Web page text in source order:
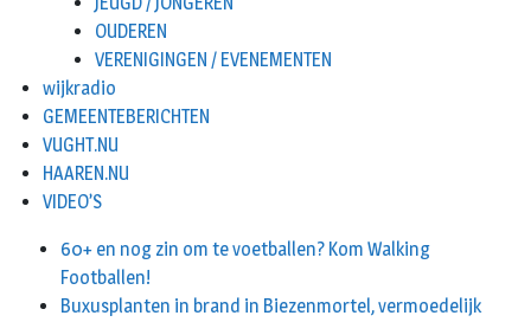
OUDEREN
VERENIGINGEN / EVENEMENTEN
wijkradio
GEMEENTEBERICHTEN
VUGHT.NU
HAAREN.NU
VIDEO’S
60+ en nog zin om te voetballen? Kom Walking
Footballen!
Buxusplanten in brand in Biezenmortel, vermoedelijk